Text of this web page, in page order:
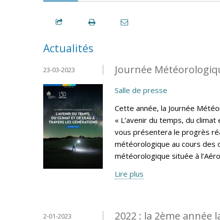
Actualités
Journée
23-03-2023
Salle de presse
Cette année, la Journée
« L’avenir du temps, du
vous présentera le progrès
météorologique au cours des
météorologique située à
Lire plus
2022 : la 2ème année
2-01-2023